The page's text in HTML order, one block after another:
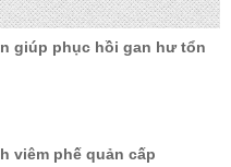
giúp phục hồi gan hư tổn
viêm phế quản cấp